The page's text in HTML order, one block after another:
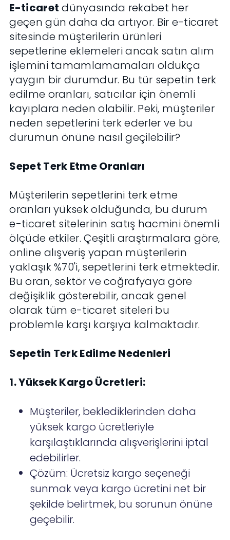
E-ticaret dünyasında rekabet her
geçen gün daha da artıyor. Bir e-ticaret
sitesinde müşterilerin ürünleri
sepetlerine eklemeleri ancak satın alım
işlemini tamamlamamaları oldukça
yaygın bir durumdur. Bu tür sepetin terk
edilme oranları, satıcılar için önemli
kayıplara neden olabilir. Peki, müşteriler
neden sepetlerini terk ederler ve bu
durumun önüne nasıl geçilebilir?
Sepet Terk Etme Oranları
Müşterilerin sepetlerini terk etme
oranları yüksek olduğunda, bu durum
e-ticaret sitelerinin satış hacmini önemli
ölçüde etkiler. Çeşitli araştırmalara göre,
online alışveriş yapan müşterilerin
yaklaşık %70'i, sepetlerini terk etmektedir.
Bu oran, sektör ve coğrafyaya göre
değişiklik gösterebilir, ancak genel
olarak tüm e-ticaret siteleri bu
problemle karşı karşıya kalmaktadır.
Sepetin Terk Edilme Nedenleri
1. Yüksek Kargo Ücretleri:
Müşteriler, beklediklerinden daha
yüksek kargo ücretleriyle
karşılaştıklarında alışverişlerini iptal
edebilirler.
Çözüm: Ücretsiz kargo seçeneği
sunmak veya kargo ücretini net bir
şekilde belirtmek, bu sorunun önüne
geçebilir.